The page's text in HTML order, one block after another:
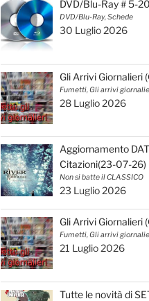
DVD/Blu-Ray # 5-
DVD/Blu-Ray, Schede
30 Luglio 2026
Gli Arrivi Giornalieri
Fumetti, Gli arrivi
28 Luglio 2026
Aggiornamento
Citazioni(23-07-26)
Non si batte il CLASSICO
23 Luglio 2026
Gli Arrivi Giornalieri
Fumetti, Gli arrivi
21 Luglio 2026
Tutte le novità di